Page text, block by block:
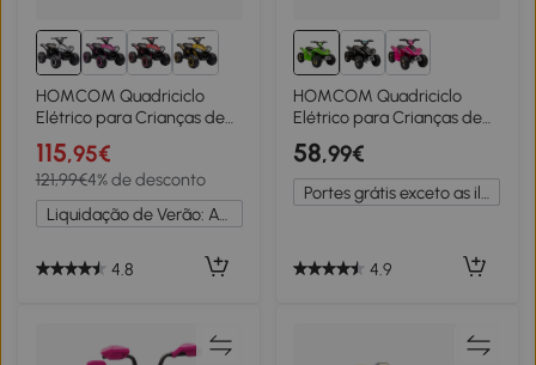
HOMCOM Quadriciclo
Elétrico para Crianças de
3-5 Anos Veículo Eléctrico a
Bateria 12V com 2 Motores
83x53x55,5cm Branco
115,95€
121,99€4% de desconto
Liquidação de Verão: Até -20%
4.8
HOMCOM Quadriciclo
Elétrico para Crianças de
18-36 Meses Quadriciclo a
Bateria 6V com Avance e
Retrocesso 72x40x45,5cm
Verde
58,99€
4.9